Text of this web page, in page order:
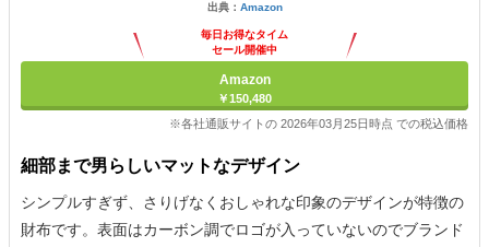
出典： Amazon
毎日お得なタイム
セール開催中
Amazon
￥150,480
※各社通販サイトの 2026年03月25日時点 での税込価格
細部まで男らしいマットなデザイン
シンプルすぎず、さりげなくおしゃれな印象のデザインが特徴の
財布です。表面はカーボン調でロゴが入っていないのでブランド